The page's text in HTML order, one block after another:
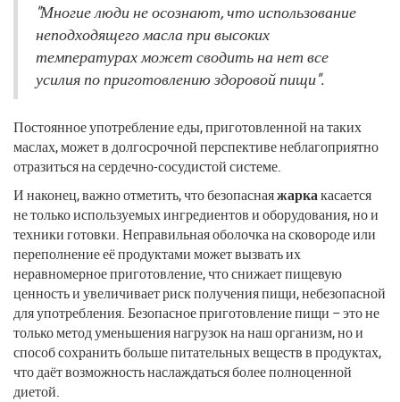
"Многие люди не осознают, что использование
неподходящего масла при высоких
температурах может сводить на нет все
усилия по приготовлению здоровой пищи".
Постоянное употребление еды, приготовленной на таких
маслах, может в долгосрочной перспективе неблагоприятно
отразиться на сердечно-сосудистой системе.
И наконец, важно отметить, что безопаснаяжаркакасается
не только используемых ингредиентов и оборудования, но и
техники готовки. Неправильная оболочка на сковороде или
переполнение её продуктами может вызвать их
неравномерное приготовление, что снижает пищевую
ценность и увеличивает риск получения пищи, небезопасной
для употребления. Безопасное приготовление пищи – это не
только метод уменьшения нагрузок на наш организм, но и
способ сохранить больше питательных веществ в продуктах,
что даёт возможность наслаждаться более полноценной
диетой.